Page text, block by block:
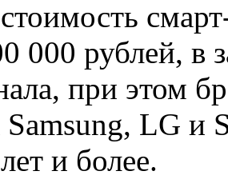
000 рублей, в
при этом
Samsung, LG и
и более.